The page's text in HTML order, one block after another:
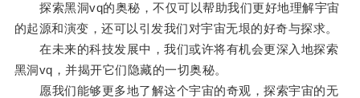
探索黑洞vq的奥秘，不仅可以帮助我们更好地理解宇宙
的起源和演变，还可以引发我们对宇宙无垠的好奇与探求。
在未来的科技发展中，我们或许将有机会更深入地探索
黑洞vq，并揭开它们隐藏的一切奥秘。
愿我们能够更多地了解这个宇宙的奇观，探索宇宙的无